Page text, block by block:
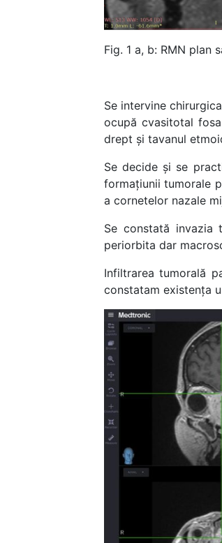
Fig. 1 a, b: RMN plan
Se intervine
ocupă cvasitotal
drept și tavanul
Se decide și se
formațiunii tumorale
a cornetelor nazale
Se constată invazia
periorbita dar
Infiltrarea tumorală
constatam existența